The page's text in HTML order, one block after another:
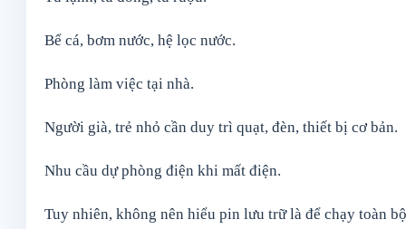
Bể cá, bơm nước, hệ lọc nước.
Phòng làm việc tại nhà.
Người già, trẻ nhỏ cần duy trì quạt, đèn, thiết bị cơ bản.
Nhu cầu dự phòng điện khi mất điện.
Tuy nhiên, không nên hiểu pin lưu trữ là để chạy toàn